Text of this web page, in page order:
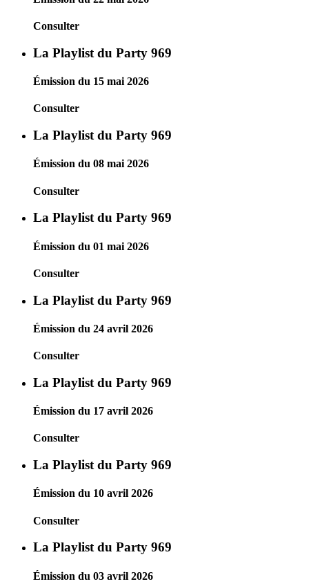
Consulter
La Playlist du Party 969
Émission du 15 mai 2026
Consulter
La Playlist du Party 969
Émission du 08 mai 2026
Consulter
La Playlist du Party 969
Émission du 01 mai 2026
Consulter
La Playlist du Party 969
Émission du 24 avril 2026
Consulter
La Playlist du Party 969
Émission du 17 avril 2026
Consulter
La Playlist du Party 969
Émission du 10 avril 2026
Consulter
La Playlist du Party 969
Émission du 03 avril 2026